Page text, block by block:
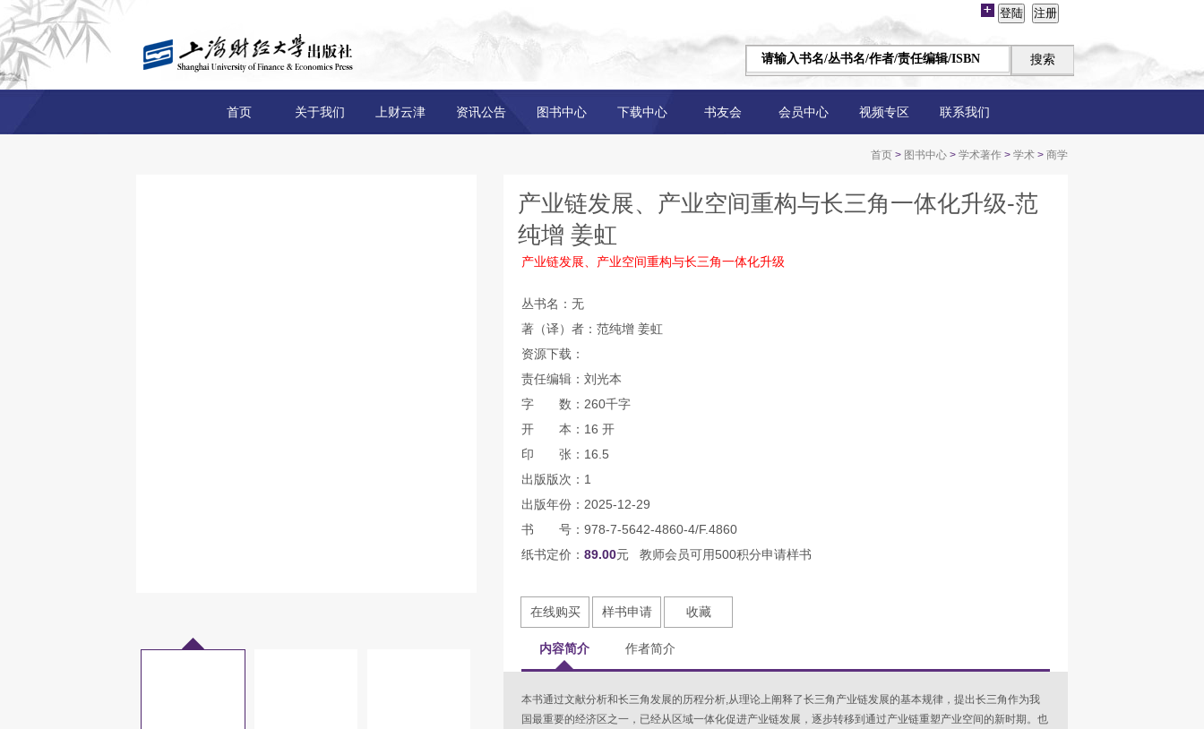
首页 关于我们 上财云津 资讯公告 图书中心 下载中心 书友会 会员中心 视频专区 联系我们
首页 > 图书中心 > 学术著作 > 学术 > 商学
产业链发展、产业空间重构与长三角一体化升级-范
纯增 姜虹
产业链发展、产业空间重构与长三角一体化升级
丛书名：无
著（译）者：范纯增 姜虹
资源下载：
责任编辑：刘光本
字 数：260千字
开 本：16 开
印 张：16.5
出版版次：1
出版年份：2025-12-29
书 号：978-7-5642-4860-4/F.4860
纸书定价： 89.00元 教师会员可用500积分申请样书
在线购买 样书申请 收藏
内容简介 作者简介
本书通过文献分析和长三角发展的历程分析,从理论上阐释了长三角产业链发展的基本规律，提出长三角作为我
国最重要的经济区之一，已经从区域一体化促进产业链发展，逐步转移到通过产业链重塑产业空间的新时期。也